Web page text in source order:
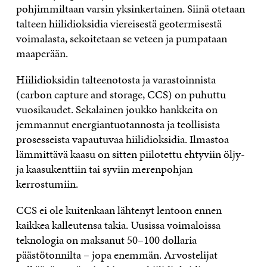
pohjimmiltaan varsin yksinkertainen. Siinä otetaan
talteen hiilidioksidia viereisestä geotermisestä
voimalasta, sekoitetaan se veteen ja pumpataan
maaperään.
Hiilidioksidin talteenotosta ja varastoinnista
(carbon capture and storage, CCS) on puhuttu
vuosikaudet. Sekalainen joukko hankkeita on
jemmannut energiantuotannosta ja teollisista
prosesseista vapautuvaa hiilidioksidia. Ilmastoa
lämmittävä kaasu on sitten piilotettu ehtyviin öljy-
ja kaasukenttiin tai syviin merenpohjan
kerrostumiin.
CCS ei ole kuitenkaan lähtenyt lentoon ennen
kaikkea kalleutensa takia. Uusissa voimaloissa
teknologia on maksanut 50–100 dollaria
päästötonnilta – jopa enemmän. Arvostelijat